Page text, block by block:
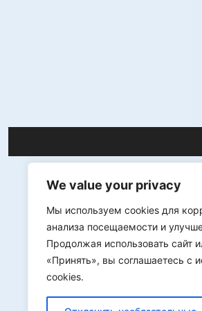
We value your privacy
Мы используем cookies для
анализа посещаемости и
Продолжая использовать сайт
«Принять», вы соглашаетесь с
cookies.